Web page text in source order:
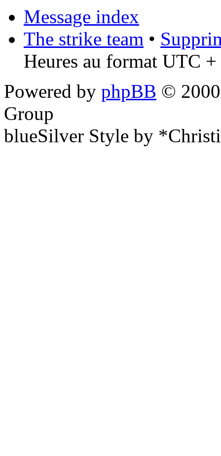
Message index
The strike team •
Heures au format UTC
Powered by phpBB ©
Group
blueSilver Style by